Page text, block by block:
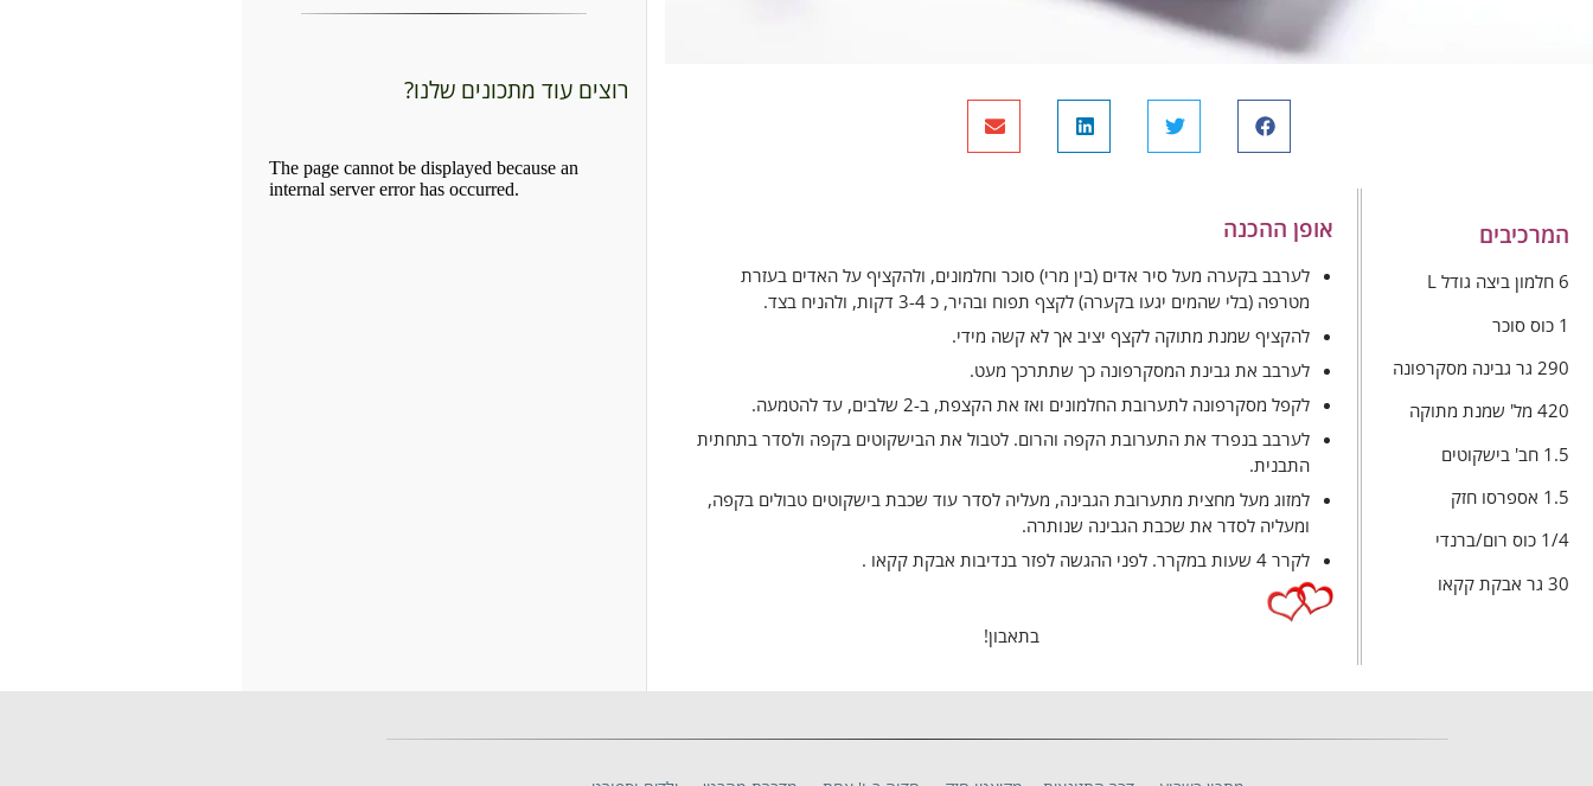
המרכיבים
6 חלמון ביצה גודל L
1 כוס סוכר
290 גר גבינה מסקרפונה
420 מל' שמנת מתוקה
1.5 חב' בישקוטים
1.5 אספרסו חזק
1/4 כוס רום/ברנדי
30 גר אבקת קקאו
אופן ההכנה
לערבב בקערה מעל סיר אדים (בין מרי) סוכר וחלמונים, ולהקציף על האדים בעזרת
מטרפה (בלי שהמים יגעו בקערה) לקצף תפוח ובהיר, כ 3-4 דקות, ולהניח בצד.
להקציף שמנת מתוקה לקצף יציב אך לא קשה מידי.
לערבב את גבינת המסקרפונה כך שתתרכך מעט.
לקפל מסקרפונה לתערובת החלמונים ואז את הקצפת, ב-2 שלבים, עד להטמעה.
לערבב בנפרד את התערובת הקפה והרום. לטבול את הבישקוטים בקפה ולסדר בתחתית
התבנית.
למזוג מעל מחצית מתערובת הגבינה, מעליה לסדר עוד שכבת בישקוטים טבולים בקפה,
ומעליה לסדר את שכבת הגבינה שנותרה.
לקרר 4 שעות במקרר. לפני ההגשה לפזר בנדיבות אבקת קקאו .
בתאבון!
רוצים עוד מתכונים שלנו?